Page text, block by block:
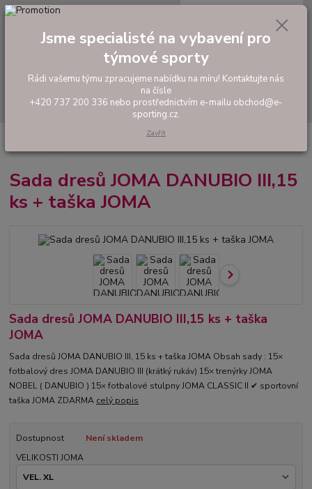
Hledat
tel: +420 737 200 336
0,00 Kč
Akční sady dresů
DANUBIO III,15 ks + taška JOMA
Sada dresů JOMA DANUBIO III,15
ks + taška JOMA
Sada dresů JOMA DANUBIO III,15 ks + taška
JOMA
Sada dresů JOMA DANUBIO III, 15 ks + taška JOMA Obsah sady : 15×
fotbalový dres JOMA DANUBIO III (krátký rukáv) 15× trenýrky JOMA
NOBEL ( DANUBIO ) 15× fotbalové stulpny JOMA CLASSIC II ✔ sportovní
taška JOMA ZDARMA celý popis
Dostupnost
Není skladem
VELIKOSTI JOMA
Jsme specialisté na vybavení pro
týmové sporty
Rádi vašemu týmu zpracujeme nabídku na míru! Kontaktujte nás
na čísle
+420 737 200 336 nebo prostřednictvím e-mailu obchod@e-
sporting.cz.
Zavřít